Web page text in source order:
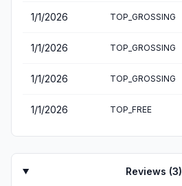
1/1/2026 TOP_GROSSING
1/1/2026 TOP_GROSSING
1/1/2026 TOP_GROSSING
1/1/2026 TOP_FREE
Reviews (3)